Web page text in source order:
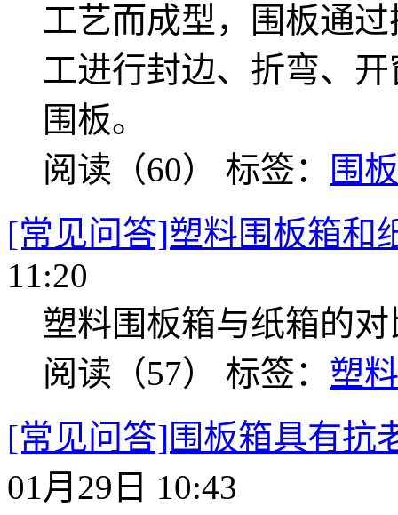
工艺而成型，围板通
工进行封边、折弯、
围板。
阅读（60） 标签：
围
[常见问答]塑料围板箱和
11:20
塑料围板箱与纸箱的对
阅读（57） 标签： 塑
[常见问答]围板箱具有抗
01月29日 10:43